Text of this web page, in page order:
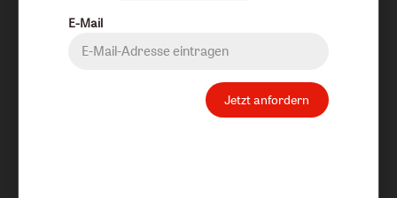
E-Mail
Jetzt anfordern